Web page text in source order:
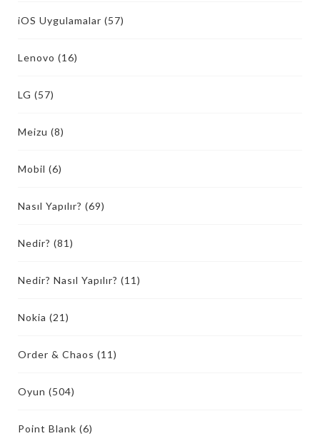
iOS Uygulamalar (57)
Lenovo (16)
LG (57)
Meizu (8)
Mobil (6)
Nasıl Yapılır? (69)
Nedir? (81)
Nedir? Nasıl Yapılır? (11)
Nokia (21)
Order & Chaos (11)
Oyun (504)
Point Blank (6)